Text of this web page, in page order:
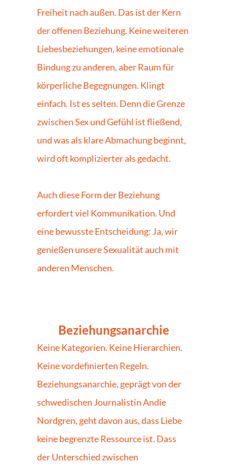
Freiheit nach außen. Das ist der Kern
der offenen Beziehung. Keine weiteren
Liebesbeziehungen, keine emotionale
Bindung zu anderen, aber Raum für
körperliche Begegnungen. Klingt
einfach. Ist es selten. Denn die Grenze
zwischen Sex und Gefühl ist fließend,
und was als klare Abmachung beginnt,
wird oft komplizierter als gedacht.
Auch diese Form der Beziehung
erfordert viel Kommunikation. Und
eine bewusste Entscheidung: Ja, wir
genießen unsere Sexualität auch mit
anderen Menschen.
Beziehungsanarchie
Keine Kategorien. Keine Hierarchien.
Keine vordefinierten Regeln.
Beziehungsanarchie, geprägt von der
schwedischen Journalistin Andie
Nordgren, geht davon aus, dass Liebe
keine begrenzte Ressource ist. Dass
der Unterschied zwischen